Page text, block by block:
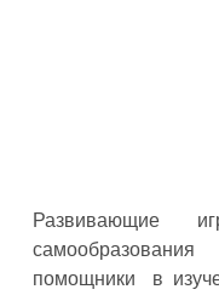
Развивающие
помощники в